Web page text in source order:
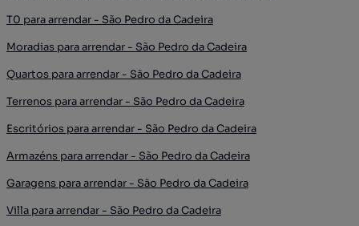
T0 para arrendar - São Pedro da Cadeira
Moradias para arrendar - São Pedro da Cadeira
Quartos para arrendar - São Pedro da Cadeira
Terrenos para arrendar - São Pedro da Cadeira
Escritórios para arrendar - São Pedro da Cadeira
Armazéns para arrendar - São Pedro da Cadeira
Garagens para arrendar - São Pedro da Cadeira
Villa para arrendar - São Pedro da Cadeira